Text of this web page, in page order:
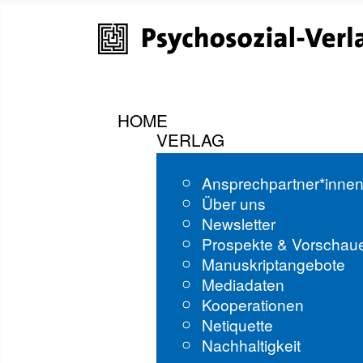
HOME
VERLAG
Über uns
Newsletter
Prospekte &
Manuskriptangebote
Mediadaten
Kooperationen
Netiquette
Nachhaltigkeit